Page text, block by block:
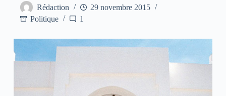
Rédaction
29 novembre 2015
Politique
1